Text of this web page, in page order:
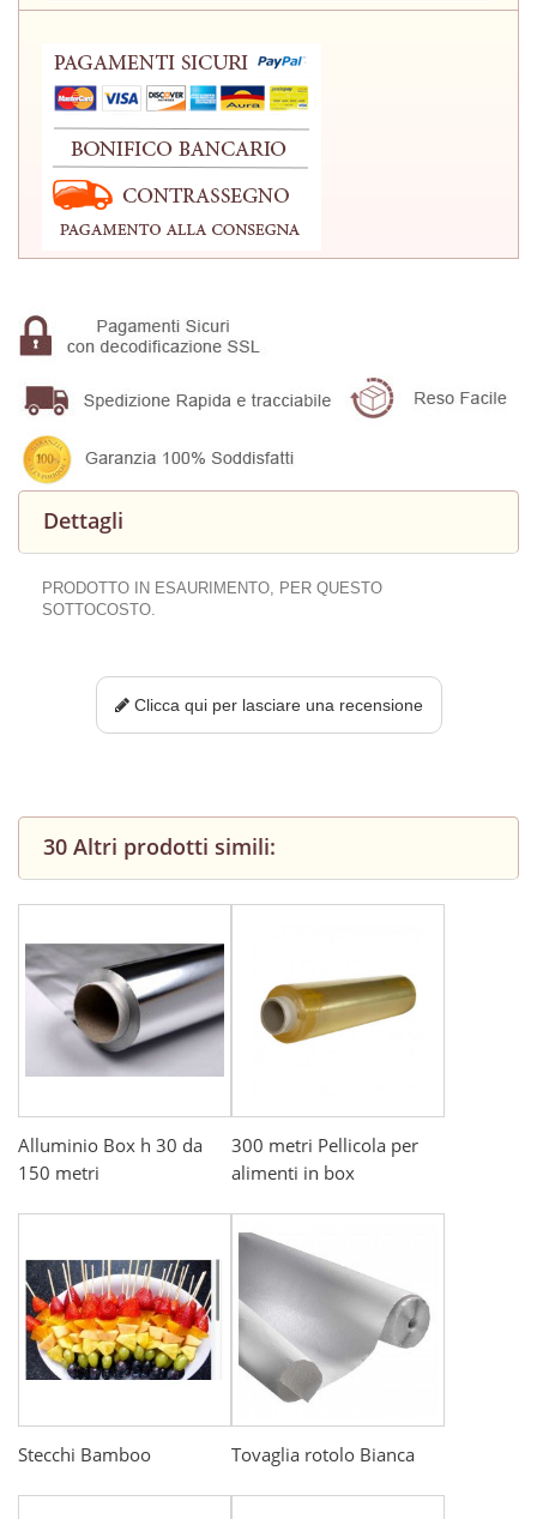
Dettagli
PRODOTTO IN ESAURIMENTO, PER QUESTO
SOTTOCOSTO.
Clicca qui per lasciare una recensione
30 Altri prodotti simili:
Alluminio Box h 30 da
150 metri
300 metri Pellicola per
alimenti in box
Stecchi Bamboo Tovaglia rotolo Bianca